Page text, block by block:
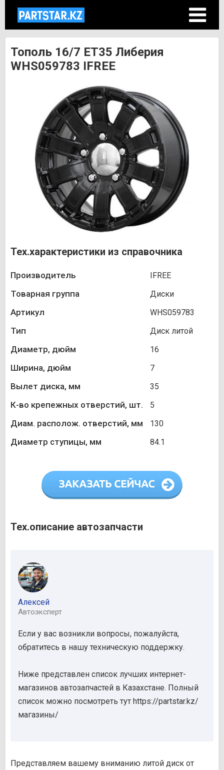
Тополь 16/7 ET35 Либерия
WHS059783 IFREE
Тех.характеристики из справочника
Производитель IFREE
Товарная группа Диски
Артикул WHS059783
Тип Диск литой
Диаметр, дюйм 16
Ширина, дюйм 7
Вылет диска, мм 35
К-во крепежных отверстий, шт. 5
Диам. располож. отверстий, мм 130
Диаметр ступицы, мм 84.1
Тех.описание автозапчасти
Алексей
Автоэксперт
Если у вас возникли вопросы, пожалуйста,
обратитесь в нашу техническую поддержку.
Ниже представлен список лучших интернет-
магазинов автозапчастей в Казахстане. Полный
список можно посмотреть тут https://partstar.kz/
магазины/
Представляем вашему вниманию литой диск от